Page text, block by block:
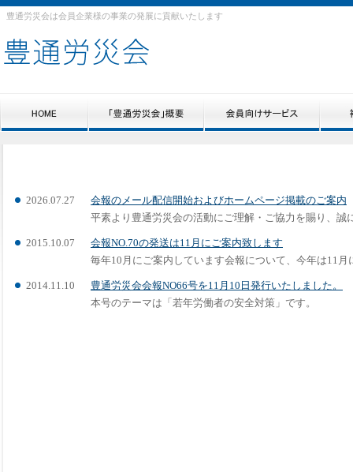
豊通労災会は会員企業様の事業の発展に貢献いたします
2026.07.27
会報のメール配信開始およびホームページ掲載のご案内
平素より豊通労災会の活動にご理解・ご協力を賜り、誠
2015.10.07
会報NO.70の発送は11月にご案内致します
毎年10月にご案内しています会報について、今年は11月
2014.11.10
豊通労災会会報NO66号を11月10日発行いたしました。
本号のテーマは「若年労働者の安全対策」です。